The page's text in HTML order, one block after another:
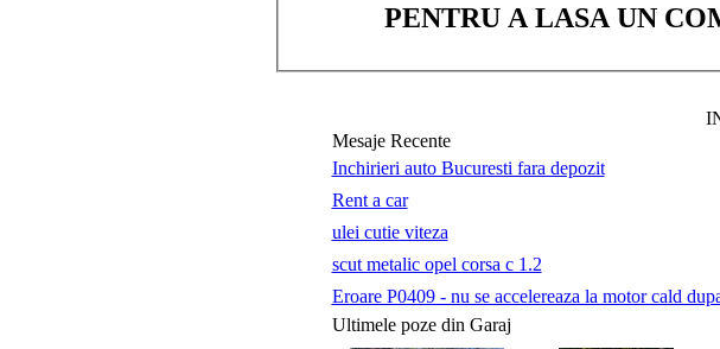
PENTRU A LASA UN
Mesaje Recente
Inchirieri auto Bucuresti fara depozit
Rent a car
ulei cutie viteza
scut metalic opel corsa c 1.2
Eroare P0409 - nu se accelereaza la motor cald
Ultimele poze din Garaj